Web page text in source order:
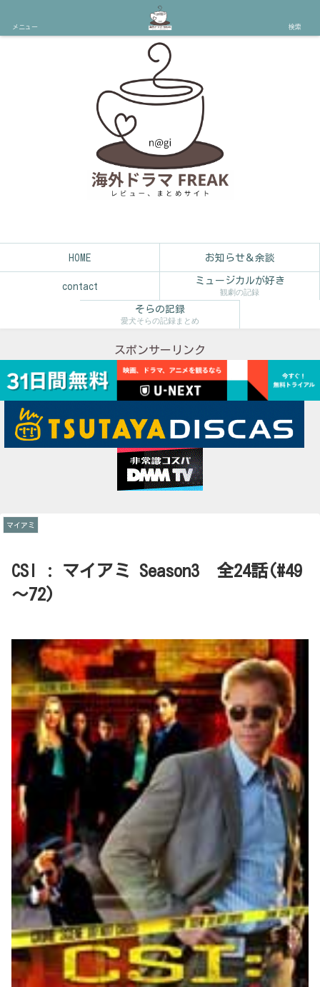
HOME お知らせ＆余談
contact
ミュージカルが好き
観劇の記録
そらの記録
愛犬そらの記録まとめ
スポンサーリンク
CSI : マイアミ Season3 全24話(#49
～72)
マイアミ
メニュー 検索